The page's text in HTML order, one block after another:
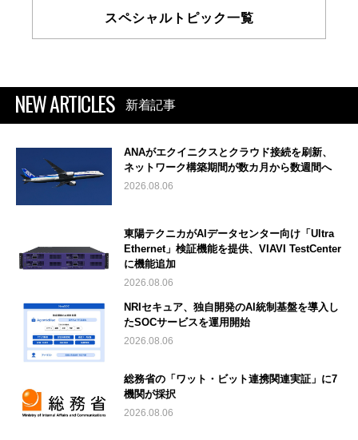
スペシャルトピック一覧
NEW ARTICLES 新着記事
ANAがエクイニクスとクラウド接続を刷新、
ネットワーク構築期間が数カ月から数週間へ
2026.08.06
東陽テクニカがAIデータセンター向け「Ultra
Ethernet」検証機能を提供、VIAVI TestCenter
に機能追加
2026.08.06
NRIセキュア、独自開発のAI統制基盤を導入し
たSOCサービスを運用開始
2026.08.06
総務省の「ワット・ビット連携関連実証」に7
機関が採択
2026.08.06